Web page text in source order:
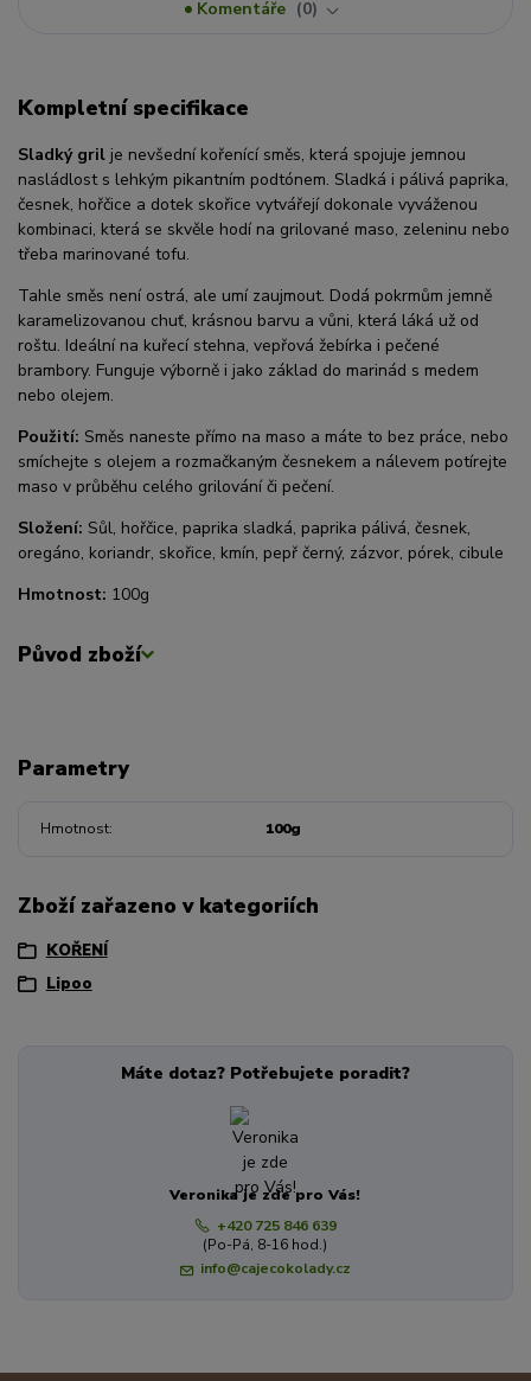
Komentáře
0
Kompletní specifikace
Sladký gril je nevšední kořenící směs, která spojuje jemnou
nasládlost s lehkým pikantním podtónem. Sladká i pálivá paprika,
česnek, hořčice a dotek skořice vytvářejí dokonale vyváženou
kombinaci, která se skvěle hodí na grilované maso, zeleninu nebo
třeba marinované tofu.
Tahle směs není ostrá, ale umí zaujmout. Dodá pokrmům jemně
karamelizovanou chuť, krásnou barvu a vůni, která láká už od
roštu. Ideální na kuřecí stehna, vepřová žebírka i pečené
brambory. Funguje výborně i jako základ do marinád s medem
nebo olejem.
Použití: Směs naneste přímo na maso a máte to bez práce, nebo
smíchejte s olejem a rozmačkaným česnekem a nálevem potírejte
maso v průběhu celého grilování či pečení.
Složení: Sůl, hořčice, paprika sladká, paprika pálivá, česnek,
oregáno, koriandr, skořice, kmín, pepř černý, zázvor, pórek, cibule
Hmotnost: 100g
Původ zboží
Parametry
Hmotnost 100g
Zboží zařazeno v kategoriích
KOŘENÍ
Lipoo
Máte dotaz? Potřebujete poradit?
Veronika je zde pro Vás!
+420 725 846 639
(Po-Pá, 8-16 hod.)
info@cajecokolady.cz